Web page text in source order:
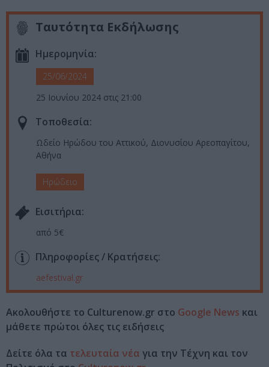
Ταυτότητα Εκδήλωσης
Ημερομηνία:
25/06/2024
25 Ιουνίου 2024 στις 21:00
Τοποθεσία:
Ωδείο Ηρώδου του Αττικού, Διονυσίου Αρεοπαγίτου,
Αθήνα
Ηρώδειο
Eισιτήρια:
από 5€
Πληροφορίες / Κρατήσεις:
aefestival.gr
Ακολουθήστε το Culturenow.gr στο Google News και
μάθετε πρώτοι όλες τις ειδήσεις
Δείτε όλα τα τελευταία νέα για την Τέχνη και τον